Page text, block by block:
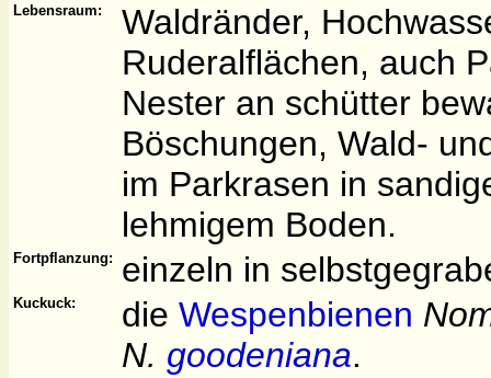
Lebensraum:
Waldränder,
Ruderalflächen, auch
Nester an schütter
Böschungen, Wald-
im Parkrasen in
lehmigem Boden.
Fortpflanzung: einzeln in
Kuckuck: die Wespenbienen
N. goodeniana.